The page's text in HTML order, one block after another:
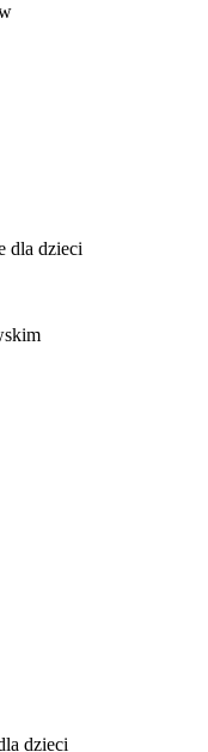
dla dzieci
dzieci